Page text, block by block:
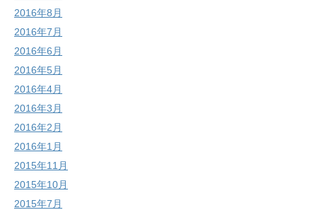
2016年8月
2016年7月
2016年6月
2016年5月
2016年4月
2016年3月
2016年2月
2016年1月
2015年11月
2015年10月
2015年7月